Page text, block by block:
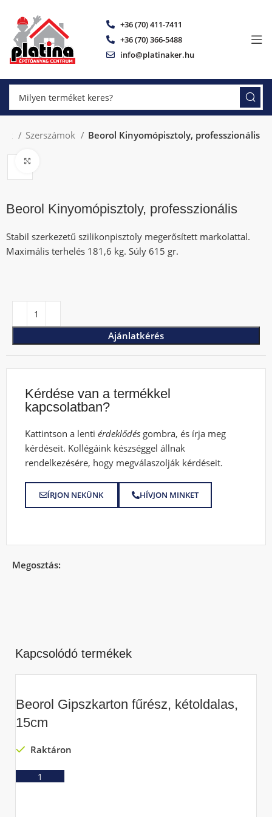
+36 (70) 411-7411
+36 (70) 366-5488
info@platinaker.hu
Szerszámok Beorol Kinyomópisztoly, professzionális
Beorol Kinyomópisztoly, professzionális
Stabil szerkezetű szilikonpisztoly megerősített markolattal.
Maximális terhelés 181,6 kg. Súly 615 gr.
Ajánlatkérés
Kérdése van a termékkel
kapcsolatban?
Kattintson a lentiérdeklődés gombra, és írja meg
kérdéseit. Kollégáink készséggel állnak
rendelkezésére, hogy megválaszolják kérdéseit.
ÍRJON NEKÜNK HÍVJON MINKET
Megosztás:
Kapcsolódó termékek
Beorol Gipszkarton fűrész, kétoldalas,
15cm
Raktáron